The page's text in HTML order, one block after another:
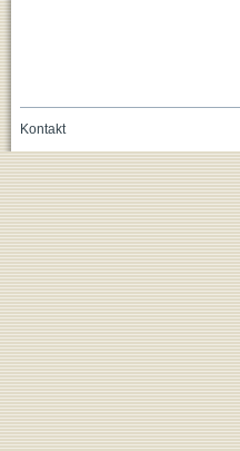
Kontakt